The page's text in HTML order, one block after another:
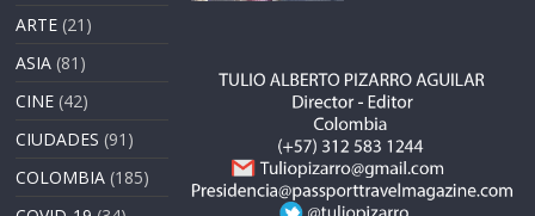
ARTE (21)
ASIA (81)
CINE (42)
CIUDADES (91)
COLOMBIA (185)